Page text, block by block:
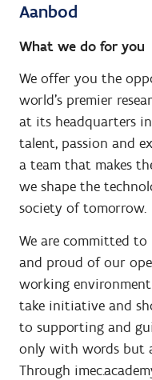
Aanbod
What we do for you
We offer you the
world’s premier
at its headquarters
talent, passion and
a team that makes
we shape the
society of tomorrow.
We are committed
and proud of our
working
take initiative and
to supporting and
only with words but
Through